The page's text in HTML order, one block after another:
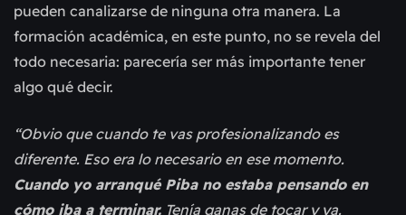
pueden canalizarse de ninguna otra manera. La
formación académica, en este punto, no se revela del
todo necesaria: parecería ser más importante tener
algo qué decir.
“Obvio que cuando te vas profesionalizando es
diferente. Eso era lo necesario en ese momento.
Cuando yo arranqué Piba no estaba pensando en
cómo iba a terminar. Tenía ganas de tocar y ya.